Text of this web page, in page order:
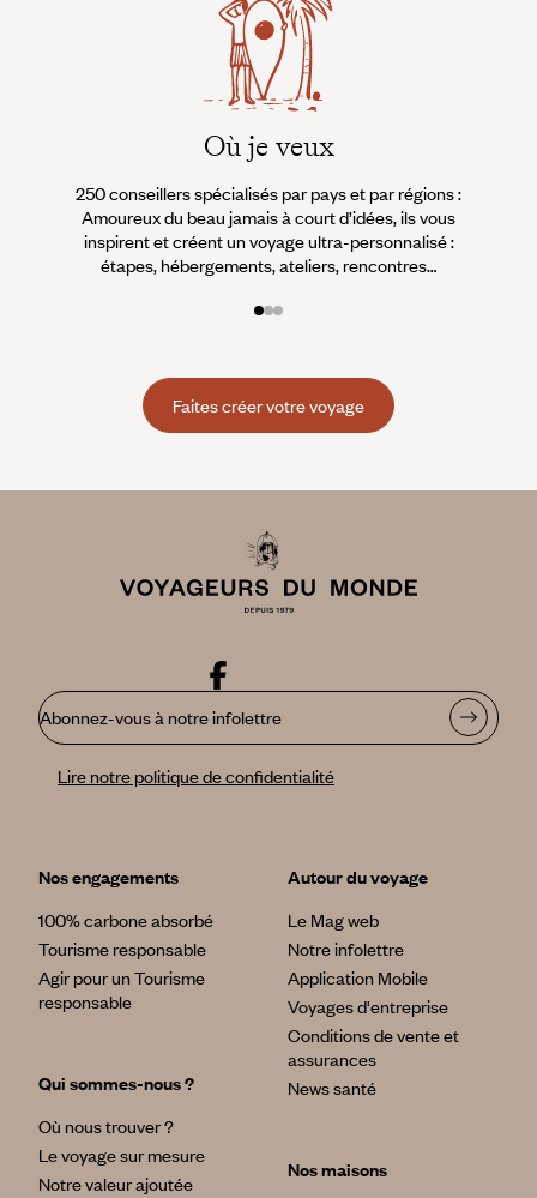
Où je veux
250 conseillers spécialisés par pays et par régions :
Amoureux du beau jamais à court d’idées, ils vous
inspirent et créent un voyage ultra-personnalisé :
étapes, hébergements, ateliers, rencontres…
Faites créer votre voyage
Abonnez-vous à notre infolettre
Lire notre politique de confidentialité
Nos engagements
100% carbone absorbé
Tourisme responsable
Agir pour un Tourisme
responsable
Qui sommes-nous ?
Où nous trouver ?
Le voyage sur mesure
Notre valeur ajoutée
Autour du voyage
Le Mag web
Notre infolettre
Application Mobile
Voyages d'entreprise
Conditions de vente et
assurances
News santé
Nos maisons